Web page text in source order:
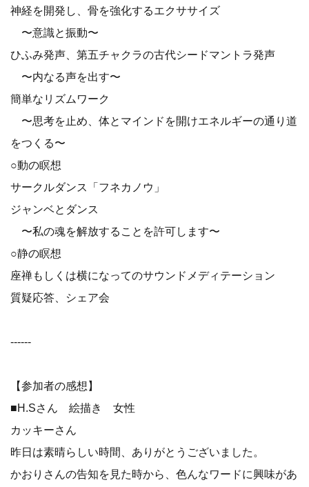
神経を開発し、骨を強化するエクササイズ
〜意識と振動〜
ひふみ発声、第五チャクラの古代シードマントラ発声
〜内なる声を出す〜
簡単なリズムワーク
〜思考を止め、体とマインドを開けエネルギーの通り道
をつくる〜
○動の瞑想
サークルダンス「フネカノウ」
ジャンベとダンス
〜私の魂を解放することを許可します〜
○静の瞑想
座禅もしくは横になってのサウンドメディテーション
質疑応答、シェア会
------
【参加者の感想】
■H.Sさん 絵描き 女性
カッキーさん
昨日は素晴らしい時間、ありがとうございました。
かおりさんの告知を見た時から、色んなワードに興味があ